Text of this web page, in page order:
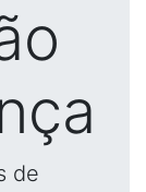
de